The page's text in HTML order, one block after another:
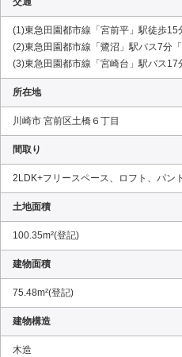
(1)東急田園都市線「宮前平」駅徒歩15
(2)東急田園都市線「鷺沼」駅バス7分
(3)東急田園都市線「宮崎台」駅バス17
所在地
川崎市 宮前区土橋６丁目
間取り
2LDK+フリースペース、ロフト、パン
土地面積
100.35m²(登記)
建物面積
75.48m²(登記)
建物構造
木造